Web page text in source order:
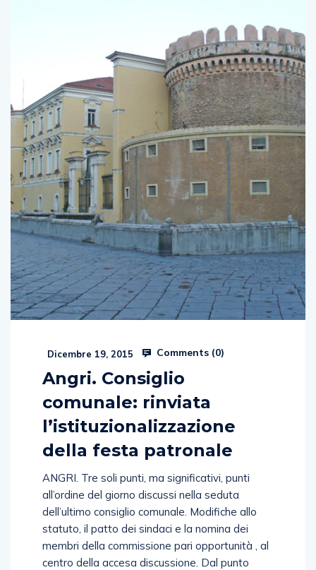
Dicembre 19, 2015 Comments (0)
Angri. Consiglio
comunale: rinviata
l’istituzionalizzazione
della festa patronale
ANGRI. Tre soli punti, ma significativi, punti
all’ordine del giorno discussi nella seduta
dell’ultimo consiglio comunale. Modifiche allo
statuto, il patto dei sindaci e la nomina dei
membri della commissione pari opportunità , al
centro della accesa discussione. Dal punto